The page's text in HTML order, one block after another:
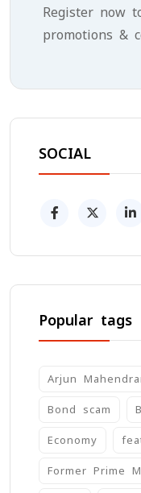
Register now
promotions &
SOCIAL
Popular tags
Arjun
Bond scam
Economy
Former Prime